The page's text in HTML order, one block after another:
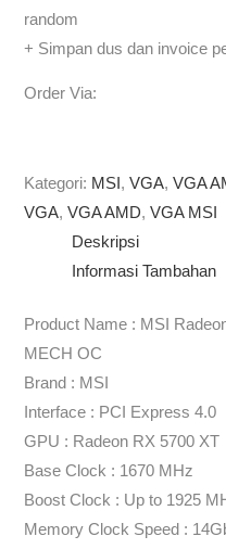
random
+ Simpan dus dan invoice
Order Via:
Kategori: MSI ,VGA,VGA
VGA,VGA AMD,VGA MSI
Deskripsi
Informasi Tambahan
Product Name : MSI
MECH OC
Brand : MSI
Interface : PCI Express 4.0
GPU : Radeon RX 5700 XT
Base Clock : 1670 MHz
Boost Clock : Up to 1925
Memory Clock Speed :